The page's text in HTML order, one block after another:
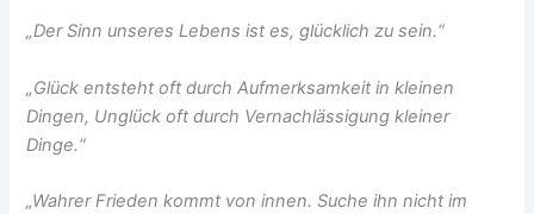
„Der Sinn unseres Lebens ist es, glücklich zu sein.“
„Glück entsteht oft durch Aufmerksamkeit in kleinen
Dingen, Unglück oft durch Vernachlässigung kleiner
Dinge.“
„Wahrer Frieden kommt von innen. Suche ihn nicht im